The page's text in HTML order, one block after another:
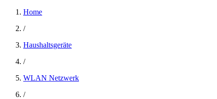
Home
/
Haushaltsgeräte
/
WLAN Netzwerk
/